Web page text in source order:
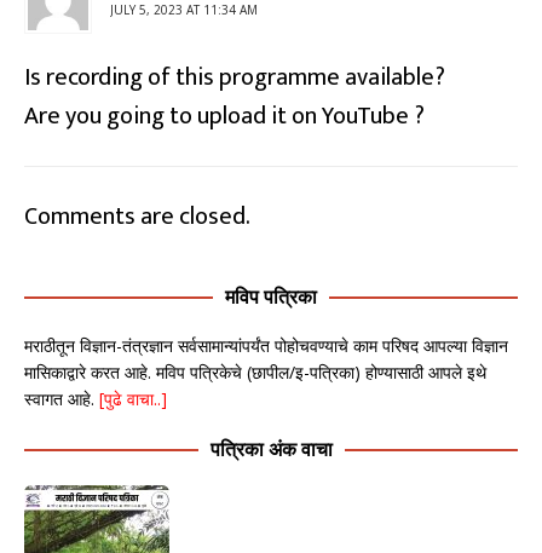
JULY 5, 2023 AT 11:34 AM
Is recording of this programme available?
Are you going to upload it on YouTube ?
Comments are closed.
मविप पत्रिका
मराठीतून विज्ञान-तंत्रज्ञान सर्वसामान्यांपर्यंत पोहोचवण्याचे काम परिषद आपल्या विज्ञान
मासिकाद्वारे करत आहे. मविप पत्रिकेचे (छापील/इ-पत्रिका) होण्यासाठी आपले इथे
स्वागत आहे. [पुढे वाचा..]
पत्रिका अंक वाचा